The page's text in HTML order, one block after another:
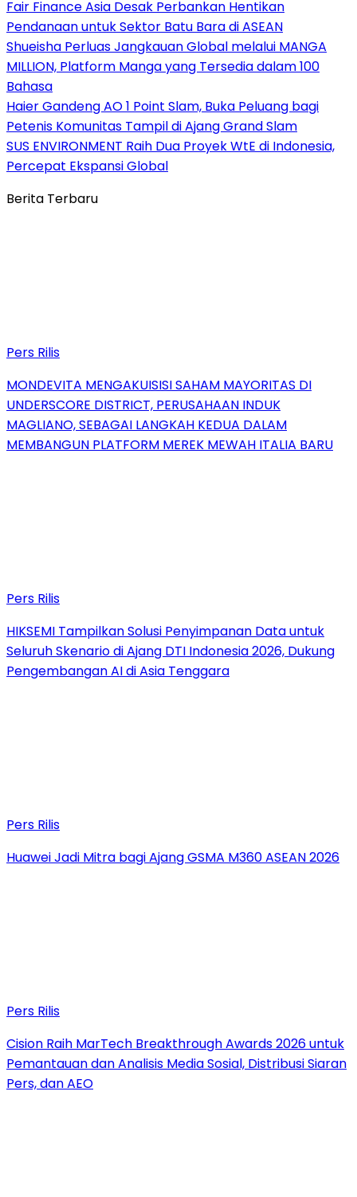
Fair Finance Asia Desak Perbankan Hentikan
Pendanaan untuk Sektor Batu Bara di ASEAN
Shueisha Perluas Jangkauan Global melalui MANGA
MILLION, Platform Manga yang Tersedia dalam 100
Bahasa
Haier Gandeng AO 1 Point Slam, Buka Peluang bagi
Petenis Komunitas Tampil di Ajang Grand Slam
SUS ENVIRONMENT Raih Dua Proyek WtE di Indonesia,
Percepat Ekspansi Global
Berita Terbaru
Pers Rilis
MONDEVITA MENGAKUISISI SAHAM MAYORITAS DI
UNDERSCORE DISTRICT, PERUSAHAAN INDUK
MAGLIANO, SEBAGAI LANGKAH KEDUA DALAM
MEMBANGUN PLATFORM MEREK MEWAH ITALIA BARU
Pers Rilis
HIKSEMI Tampilkan Solusi Penyimpanan Data untuk
Seluruh Skenario di Ajang DTI Indonesia 2026, Dukung
Pengembangan AI di Asia Tenggara
Pers Rilis
Huawei Jadi Mitra bagi Ajang GSMA M360 ASEAN 2026
Pers Rilis
Cision Raih MarTech Breakthrough Awards 2026 untuk
Pemantauan dan Analisis Media Sosial, Distribusi Siaran
Pers, dan AEO